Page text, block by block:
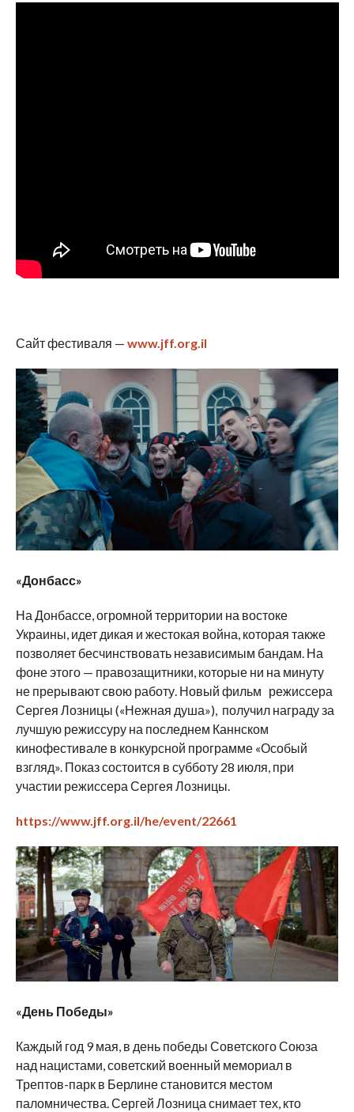
Сайт фестиваля — www.jff.org.il
«Донбасс»
На Донбассе, огромной территории на востоке
Украины, идет дикая и жестокая война, которая также
позволяет бесчинствовать независимым бандам. На
фоне этого — правозащитники, которые ни на минуту
не прерывают свою работу. Новый фильм режиссера
Сергея Лозницы («Нежная душа»), получил награду за
лучшую режиссуру на последнем Каннском
кинофестивале в конкурсной программе «Особый
взгляд». Показ состоится в субботу 28 июля, при
участии режиссера Сергея Лозницы.
https://www.jff.org.il/he/event/22661
«День Победы»
Каждый год 9 мая, в день победы Советского Союза
над нацистами, советский военный мемориал в
Трептов-парк в Берлине становится местом
паломничества. Сергей Лозница снимает тех, кто